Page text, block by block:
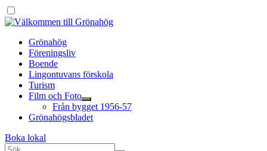
Grönahög
Föreningsliv
Boende
Lingontuvans förskola
Turism
Film och Foto
Från bygget 1956-57
Grönahögsbladet
Boka lokal